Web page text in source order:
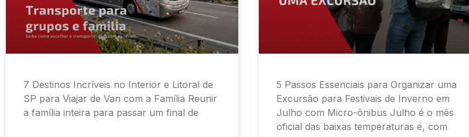
7 Destinos Incríveis no Interior e Litoral de
SP para Viajar de Van com a Família Reunir
a família inteira para passar um final de
5 Passos Essenciais para Organizar uma
Excursão para Festivais de Inverno em
Julho com Micro-ônibus Julho é o mês
oficial das baixas temperaturas e, com